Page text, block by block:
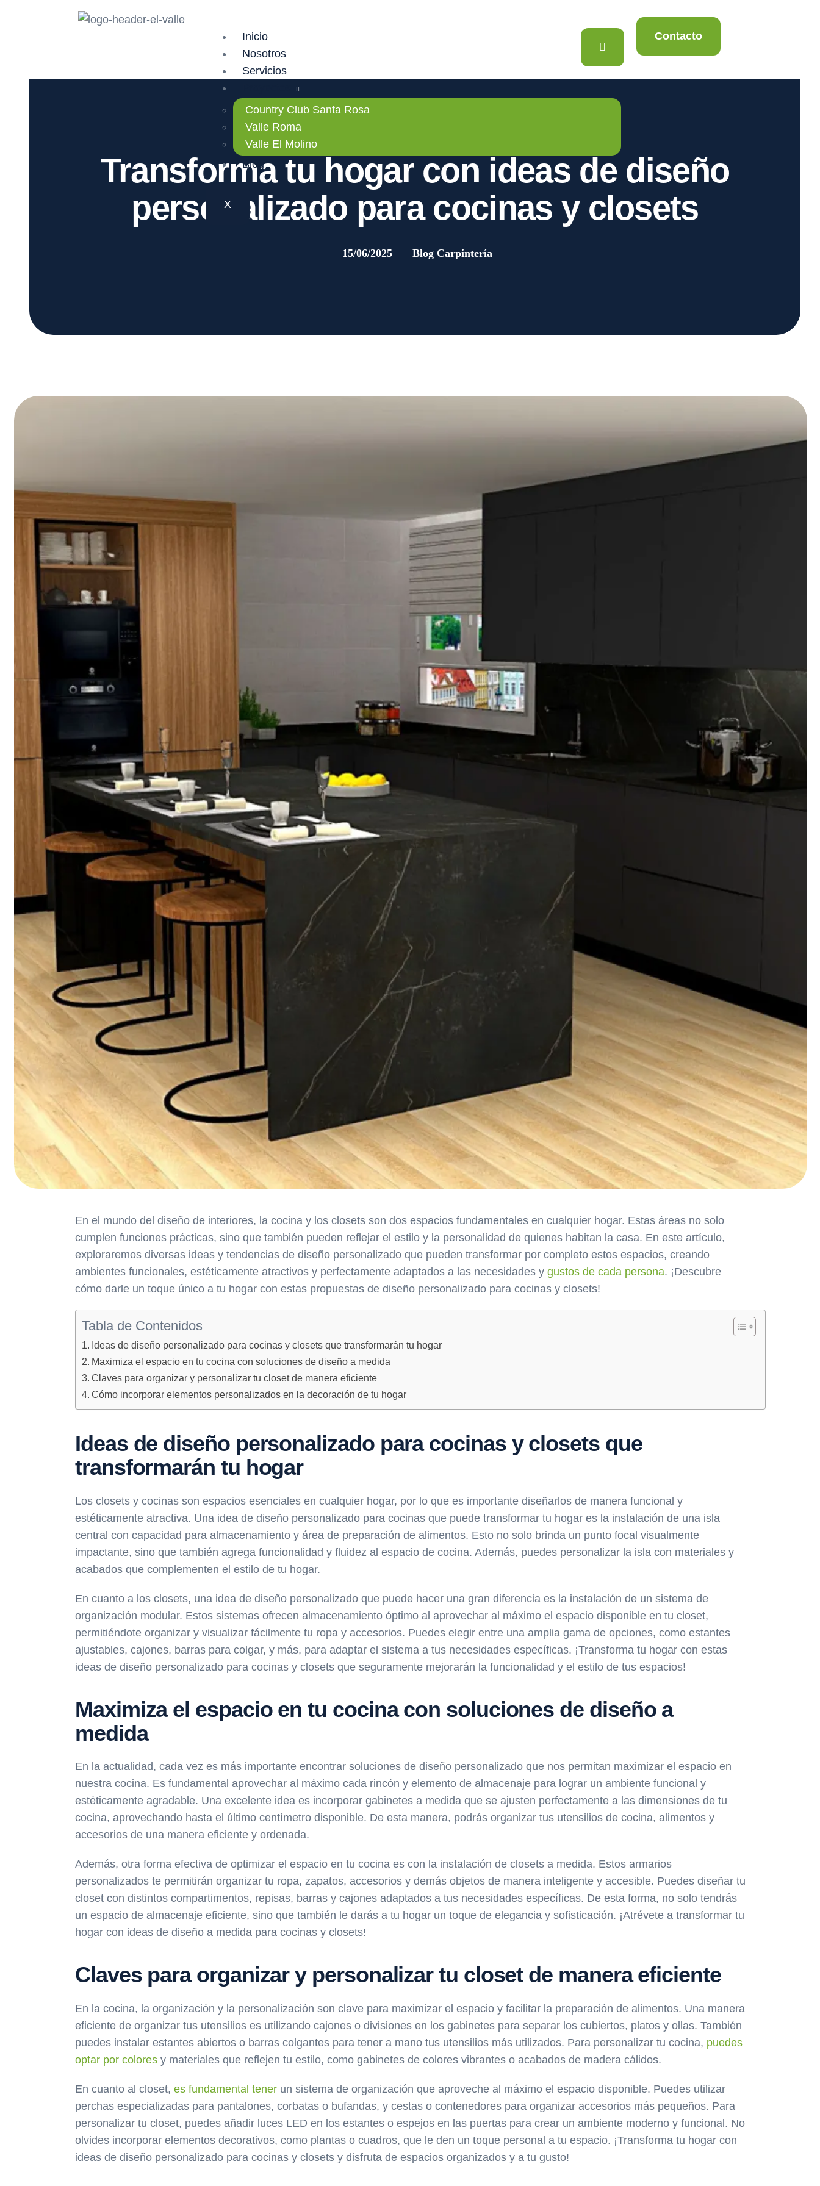
Inicio
Nosotros
Servicios
Country Club Santa Rosa
Valle Roma
Valle El Molino
Blog
X
Contacto
Transforma tu hogar con ideas de diseño
personalizado para cocinas y closets
15/06/2025 Blog Carpintería
En el mundo del diseño de interiores, la cocina y los closets son dos espacios fundamentales en cualquier hogar. Estas áreas no solo
cumplen funciones prácticas, sino que también pueden reflejar el estilo y la personalidad de quienes habitan la casa. En este artículo,
exploraremos diversas ideas y tendencias de diseño personalizado que pueden transformar por completo estos espacios, creando
ambientes funcionales, estéticamente atractivos y perfectamente adaptados a las necesidades y gustos de cada persona. ¡Descubre
cómo darle un toque único a tu hogar con estas propuestas de diseño personalizado para cocinas y closets!
Tabla de Contenidos
Ideas de diseño personalizado para cocinas y closets que transformarán tu hogar
Maximiza el espacio en tu cocina con soluciones de diseño a medida
Claves para organizar y personalizar tu closet de manera eficiente
Cómo incorporar elementos personalizados en la decoración de tu hogar
Ideas de diseño personalizado para cocinas y closets que
transformarán tu hogar
Los closets y cocinas son espacios esenciales en cualquier hogar, por lo que es importante diseñarlos de manera funcional y
estéticamente atractiva. Una idea de diseño personalizado para cocinas que puede transformar tu hogar es la instalación de una isla
central con capacidad para almacenamiento y área de preparación de alimentos. Esto no solo brinda un punto focal visualmente
impactante, sino que también agrega funcionalidad y fluidez al espacio de cocina. Además, puedes personalizar la isla con materiales y
acabados que complementen el estilo de tu hogar.
En cuanto a los closets, una idea de diseño personalizado que puede hacer una gran diferencia es la instalación de un sistema de
organización modular. Estos sistemas ofrecen almacenamiento óptimo al aprovechar al máximo el espacio disponible en tu closet,
permitiéndote organizar y visualizar fácilmente tu ropa y accesorios. Puedes elegir entre una amplia gama de opciones, como estantes
ajustables, cajones, barras para colgar, y más, para adaptar el sistema a tus necesidades específicas. ¡Transforma tu hogar con estas
ideas de diseño personalizado para cocinas y closets que seguramente mejorarán la funcionalidad y el estilo de tus espacios!
Maximiza el espacio en tu cocina con soluciones de diseño a
medida
En la actualidad, cada vez es más importante encontrar soluciones de diseño personalizado que nos permitan maximizar el espacio en
nuestra cocina. Es fundamental aprovechar al máximo cada rincón y elemento de almacenaje para lograr un ambiente funcional y
estéticamente agradable. Una excelente idea es incorporar gabinetes a medida que se ajusten perfectamente a las dimensiones de tu
cocina, aprovechando hasta el último centímetro disponible. De esta manera, podrás organizar tus utensilios de cocina, alimentos y
accesorios de una manera eficiente y ordenada.
Además, otra forma efectiva de optimizar el espacio en tu cocina es con la instalación de closets a medida. Estos armarios
personalizados te permitirán organizar tu ropa, zapatos, accesorios y demás objetos de manera inteligente y accesible. Puedes diseñar tu
closet con distintos compartimentos, repisas, barras y cajones adaptados a tus necesidades específicas. De esta forma, no solo tendrás
un espacio de almacenaje eficiente, sino que también le darás a tu hogar un toque de elegancia y sofisticación. ¡Atrévete a transformar tu
hogar con ideas de diseño a medida para cocinas y closets!
Claves para organizar y personalizar tu closet de manera eficiente
En la cocina, la organización y la personalización son clave para maximizar el espacio y facilitar la preparación de alimentos. Una manera
eficiente de organizar tus utensilios es utilizando cajones o divisiones en los gabinetes para separar los cubiertos, platos y ollas. También
puedes instalar estantes abiertos o barras colgantes para tener a mano tus utensilios más utilizados. Para personalizar tu cocina, puedes
optar por colores y materiales que reflejen tu estilo, como gabinetes de colores vibrantes o acabados de madera cálidos.
En cuanto al closet, es fundamental tener un sistema de organización que aproveche al máximo el espacio disponible. Puedes utilizar
perchas especializadas para pantalones, corbatas o bufandas, y cestas o contenedores para organizar accesorios más pequeños. Para
personalizar tu closet, puedes añadir luces LED en los estantes o espejos en las puertas para crear un ambiente moderno y funcional. No
olvides incorporar elementos decorativos, como plantas o cuadros, que le den un toque personal a tu espacio. ¡Transforma tu hogar con
ideas de diseño personalizado para cocinas y closets y disfruta de espacios organizados y a tu gusto!